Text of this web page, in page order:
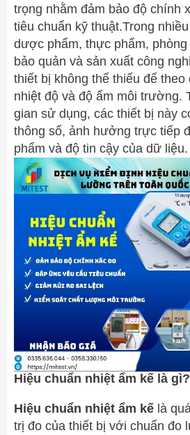
trọng nhằm đảm bảo độ chính
tiêu chuẩn kỹ thuật.Trong
dược phẩm, thực phẩm,
bảo quản và sản xuất công
thiết bị không thể thiếu để theo
nhiệt độ và độ ẩm môi trường.
gian sử dụng, các thiết bị này
thông số, ảnh hưởng trực tiếp
phẩm và độ tin cậy của dữ liệu.
Hiệu chuẩn nhiệt ẩm kế là gì?
Hiệu chuẩn nhiệt ẩm kếlà
trị đo của thiết bị với chuẩn đo